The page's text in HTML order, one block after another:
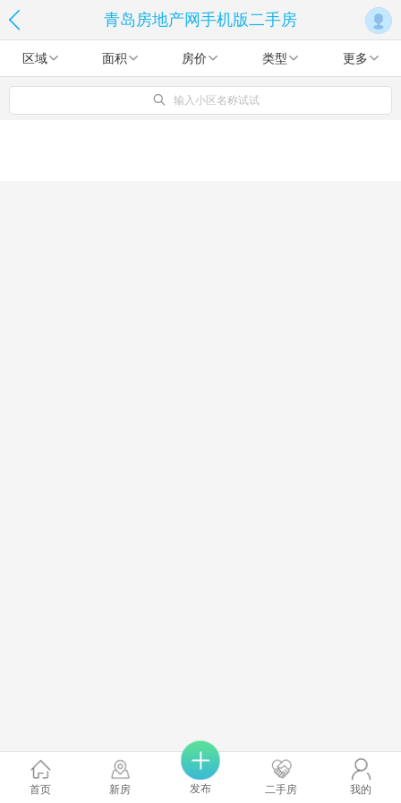
青岛房地产网手机版二手房
区域 面积 房价 类型 更多
输入小区名称试试
首页 新房 发布 二手房 我的